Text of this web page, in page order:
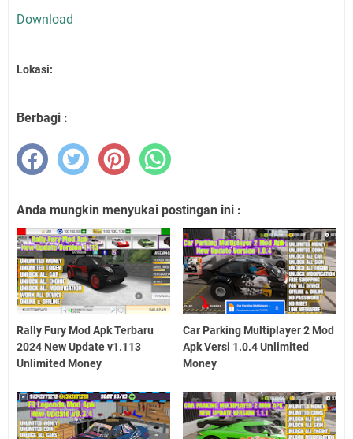
Download
Lokasi:
Berbagi :
Anda mungkin menyukai postingan ini :
Rally Fury Mod Apk Terbaru
2024 New Update v1.113
Unlimited Money
Car Parking Multiplayer 2 Mod
Apk Versi 1.0.4 Unlimited
Money